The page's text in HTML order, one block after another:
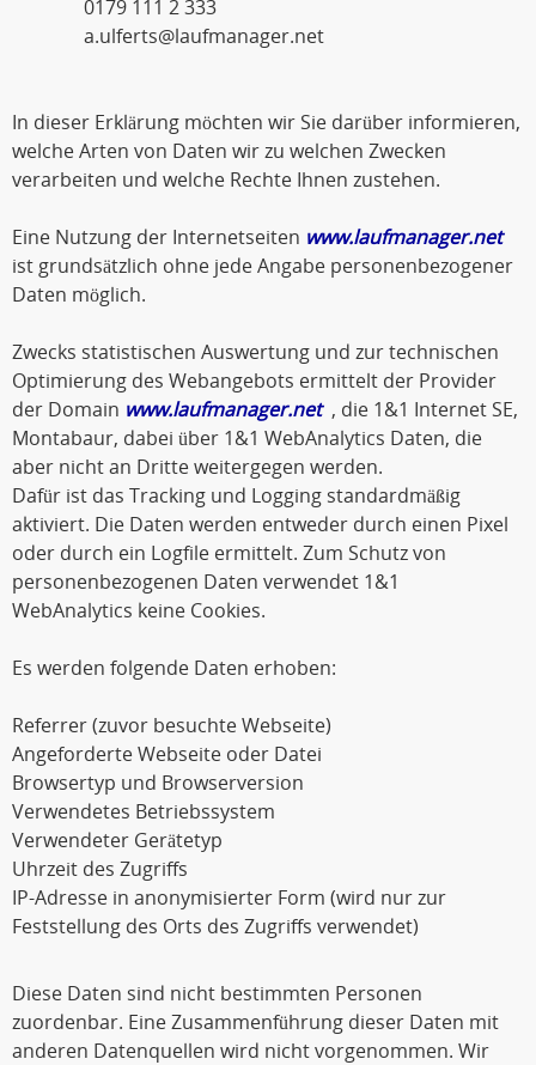
0179 111 2 333
a.ulferts@laufmanager.net
In dieser Erklärung möchten wir Sie darüber informieren,
welche Arten von Daten wir zu welchen Zwecken
verarbeiten und welche Rechte Ihnen zustehen.
Eine Nutzung der Internetseiten www.laufmanager.net
ist grundsätzlich ohne jede Angabe personenbezogener
Daten möglich.
Zwecks statistischen Auswertung und zur technischen
Optimierung des Webangebots ermittelt der Provider
der Domain www.laufmanager.net, die 1&1 Internet SE,
Montabaur, dabei über 1&1 WebAnalytics Daten, die
aber nicht an Dritte weitergegen werden.
Dafür ist das Tracking und Logging standardmäßig
aktiviert. Die Daten werden entweder durch einen Pixel
oder durch ein Logfile ermittelt. Zum Schutz von
personenbezogenen Daten verwendet 1&1
WebAnalytics keine Cookies.
Es werden folgende Daten erhoben:
Referrer (zuvor besuchte Webseite)
Angeforderte Webseite oder Datei
Browsertyp und Browserversion
Verwendetes Betriebssystem
Verwendeter Gerätetyp
Uhrzeit des Zugriffs
IP-Adresse in anonymisierter Form (wird nur zur
Feststellung des Orts des Zugriffs verwendet)
Diese Daten sind nicht bestimmten Personen
zuordenbar. Eine Zusammenführung dieser Daten mit
anderen Datenquellen wird nicht vorgenommen. Wir